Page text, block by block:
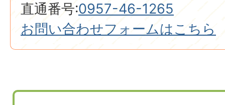
直通番号:0957-46-1265
お問い合わせフォームはこちら